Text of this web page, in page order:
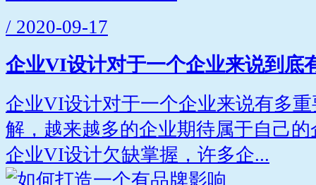
/ 2020-09-17
企业VI设计对于一个企业来说到底
企业VI设计对于一个企业来说有多
解，越来越多的企业期待属于自己
企业VI设计欠缺掌握，许多企...